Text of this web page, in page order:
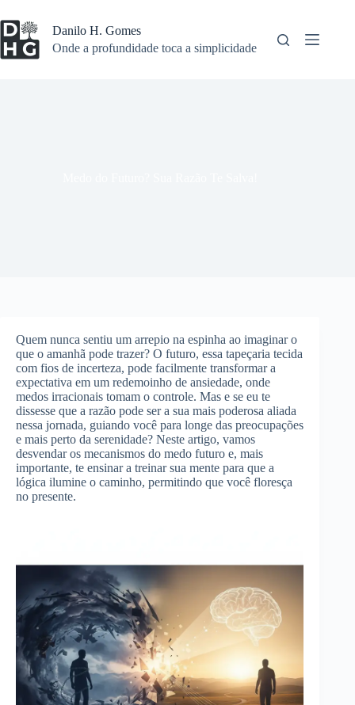
para
o
conteúdo
Danilo H. Gomes
Onde a profundidade toca a simplicidade
Quem nunca sentiu um arrepio na espinha ao imaginar o
que o amanhã pode trazer? O futuro, essa tapeçaria tecida
com fios de incerteza, pode facilmente transformar a
expectativa em um redemoinho de ansiedade, onde
medos irracionais tomam o controle. Mas e se eu te
dissesse que a razão pode ser a sua mais poderosa aliada
nessa jornada, guiando você para longe das preocupações
e mais perto da serenidade? Neste artigo, vamos
desvendar os mecanismos do medo futuro e, mais
importante, te ensinar a treinar sua mente para que a
lógica ilumine o caminho, permitindo que você floresça
no presente.